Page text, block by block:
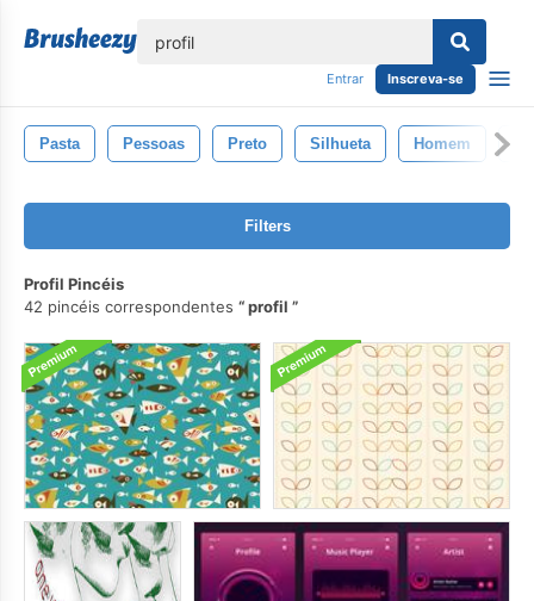
Entrar Inscreva-se
Pasta Pessoas Preto Silhueta Homem
Filters
Profil Pincéis
42 pincéis correspondentes
profil